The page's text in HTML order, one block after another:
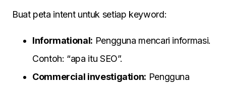
Buat peta intent untuk setiap keyword:
Informational: Pengguna mencari informasi.
Contoh: “apa itu SEO”.
Commercial investigation: Pengguna